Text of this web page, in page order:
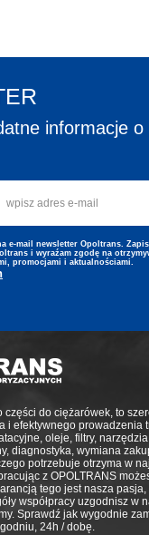
części do ciężarówek, to
i efektywnego prowadzenia
oleje, filtry,
diagnostyka, wymiana
potrzebuje otrzyma w
z OPOLTRANS
tego jest nasza
współpracy uzgodnisz w
Sprawdź jak wygodnie
24h / dobę.
informacje
e-mail newsletter Opoltrans.
i wyraźam zgodę na
promocjami i aktualnościami.